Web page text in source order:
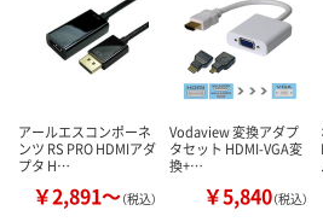
アールエスコンポーネ
ンツ RS PRO HDMIアダ
プタ H…
￥2,891～（税込）
Vodaview 変換アダプ
タセット HDMI-VGA変
換+…
￥5,840（税込）